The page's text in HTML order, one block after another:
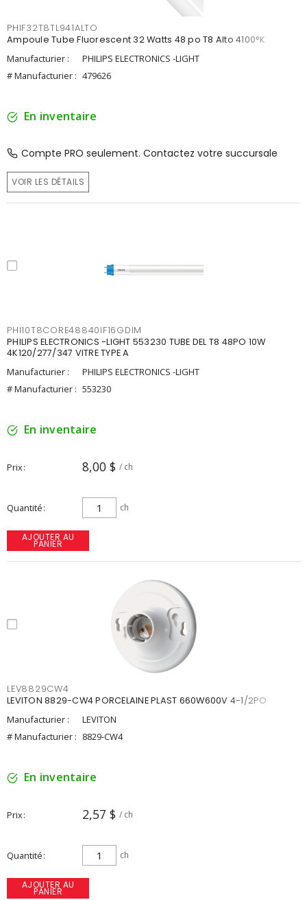
PHIF32T8TL941ALTO
Ampoule Tube Fluorescent 32 Watts 48 po T8 Alto 4100°K
Manufacturier :
PHILIPS ELECTRONICS -LIGHT
# Manufacturier : 479626
En inventaire
Compte PRO seulement. Contactez votre succursale
VOIR LES DÉTAILS
PHI10T8CORE48840IF16GDIM
PHILIPS ELECTRONICS -LIGHT 553230 TUBE DEL T8 48PO 10W
4K120/277/347 VITRE TYPE A
Manufacturier :
PHILIPS ELECTRONICS -LIGHT
# Manufacturier : 553230
En inventaire
Prix 8,00 $ / ch
Quantité ch
AJOUTER AU
PANIER
LEV8829CW4
LEVITON 8829-CW4 PORCELAINE PLAST 660W600V 4-1/2PO
Manufacturier :
LEVITON
# Manufacturier : 8829-CW4
En inventaire
Prix 2,57 $ / ch
Quantité ch
AJOUTER AU
PANIER